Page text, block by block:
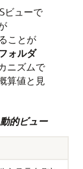
ビューで
ことが
フォルダ
ニズムで
算値と見
的ビュー